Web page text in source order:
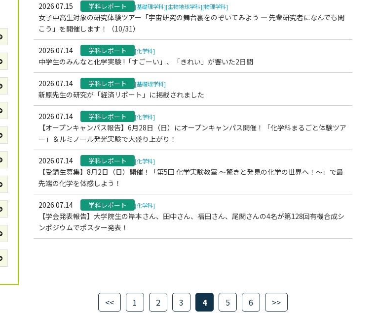
2026.07.15 学科レポート [基礎理学科][生物地球学科][物理学科]
女子中高生対象の研究体験ツアー「宇宙研究の舞台裏をのぞいてみよう ― 先輩研究者になんでも聞
こう」を開催します！（10/31）
2026.07.14 学科レポート [化学科]
中学生のみんなと化学実験 !「すごーい」、「きれい」が響いた2日間
2026.07.14 学科レポート [基礎理学科]
新原先生の研究が「経済リポート」に掲載されました
2026.07.14 学科レポート [化学科]
【オープンキャンパス報告】6月28日（日）にオープンキャンパス開催！「化学科まるごと体験ツア
ー」＆ルミノール発光実験で大盛り上がり！
2026.07.14 学科レポート [化学科]
【受講生募集】8月2日（日）開催！「第5回 化学実験教室 〜驚きと発見の化学の世界へ！〜」で最
先端の化学を体感しよう！
2026.07.14 学科レポート [化学科]
【学会発表報告】大学院生の岸本さん、田中さん、福田さん、尾関さんの4名が第128回有機合成シ
ンポジウムでポスター発表！
<< 1 2 3 4 5 6 >>